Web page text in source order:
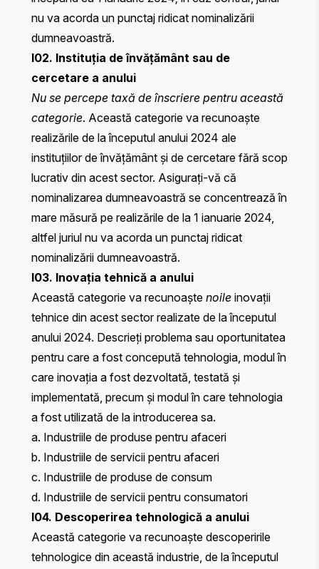
nu va acorda un punctaj ridicat nominalizării
dumneavoastră.
I02. Instituția de învățământ sau de
cercetare a anului
Nu se percepe taxă de înscriere pentru această
categorie. Această categorie va recunoaște
realizările de la începutul anului 2024 ale
instituțiilor de învățământ și de cercetare fără scop
lucrativ din acest sector. Asigurați-vă că
nominalizarea dumneavoastră se concentrează în
mare măsură pe realizările de la 1 ianuarie 2024,
altfel juriul nu va acorda un punctaj ridicat
nominalizării dumneavoastră.
I03. Inovația tehnică a anului
Această categorie va recunoaște noile inovații
tehnice din acest sector realizate de la începutul
anului 2024. Descrieți problema sau oportunitatea
pentru care a fost concepută tehnologia, modul în
care inovația a fost dezvoltată, testată și
implementată, precum și modul în care tehnologia
a fost utilizată de la introducerea sa.
a. Industriile de produse pentru afaceri
b. Industriile de servicii pentru afaceri
c. Industriile de produse de consum
d. Industriile de servicii pentru consumatori
I04. Descoperirea tehnologică a anului
Această categorie va recunoaște descoperirile
tehnologice din această industrie, de la începutul